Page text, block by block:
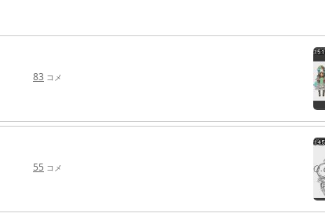
83 コメ
55 コメ